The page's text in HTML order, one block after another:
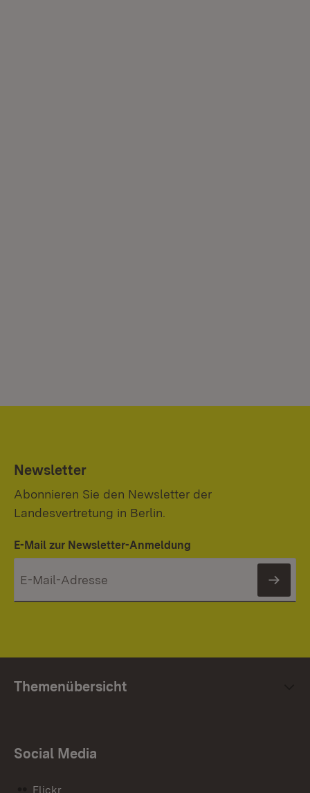
Newsletter
Abonnieren Sie den Newsletter der
Landesvertretung in Berlin.
E-Mail zur Newsletter-Anmeldung
Themenübersicht
Social Media
Flickr